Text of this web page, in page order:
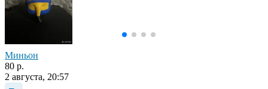
Миньон
80 р.
2 августа, 20:57